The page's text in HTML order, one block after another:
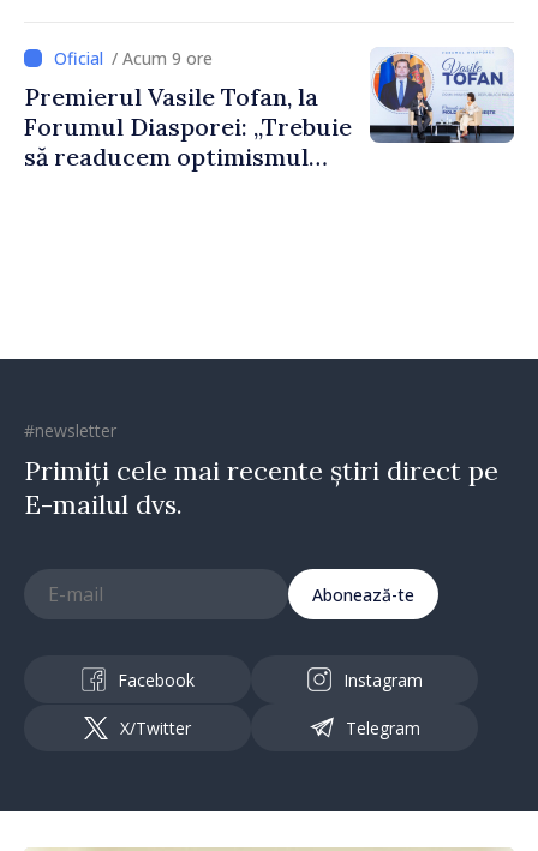
dumneavoastră pentru a
construi comunități mai
puternice”
/ Acum 9 ore
Premierul Vasile Tofan, la
Forumul Diasporei: „Trebuie
să readucem optimismul
#newsletter
Primiți cele mai recente știri direct pe
E-mailul dvs.
Abonează-te
Facebook Instagram
X/Twitter Telegram